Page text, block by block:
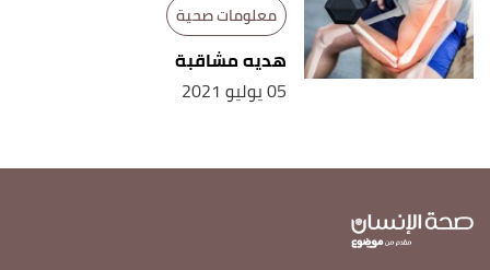
معلومات صحية
هديه مشاقبة
05 يوليو 2021